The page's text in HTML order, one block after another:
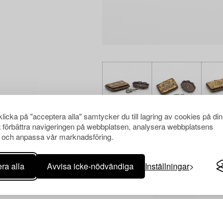
på "acceptera alla" samtycker du till lagring av cookies på din
förbättra navigeringen på webbplatsen, analysera webbplatsens
anpassa vår marknadsföring.
alla Avvisa icke-nödvändiga Inställningar
Andra har även tittat på